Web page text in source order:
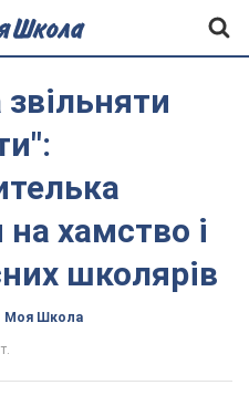
хамство і
школярів
Моя Школа